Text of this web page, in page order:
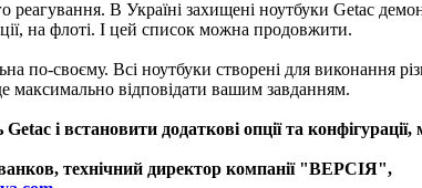
В Україні захищені ноутбуки Getac
на флоті. І цей список можна продовжити.
по-своєму. Всі ноутбуки створені для виконання
максимально відповідати вашим завданням.
і встановити додаткові опції та
технічний директор компанії "ВЕРСІЯ",